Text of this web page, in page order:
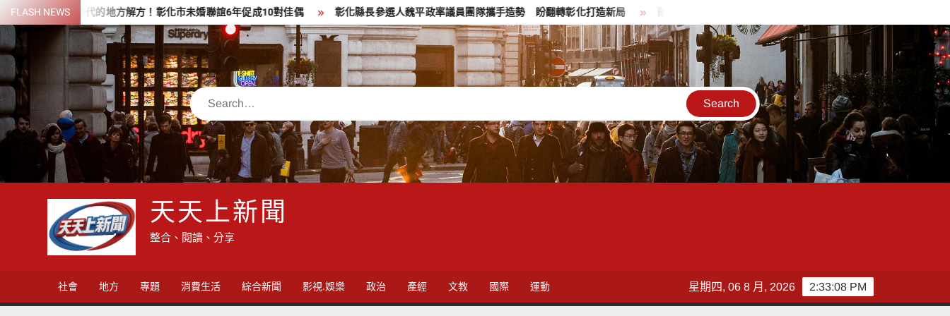
Skip
to
content
FLASH NEWS
時代的地方解方！彰化市未婚聯誼6年促成10對佳偶 彰化縣長參選人魏平政率議員團隊攜手造勢 盼翻轉彰化打造新局 敲敲門讓愛傳進門 彰化縣獨居老人訪查作業啟動
Search
天天上新聞
整合、閱讀、分享
社會 地方 專題 消費生活 綜合新聞 影視.娛樂 政治 產經 文教 國際 運動 2:33:10 PM
星期四, 06 8 月, 2026